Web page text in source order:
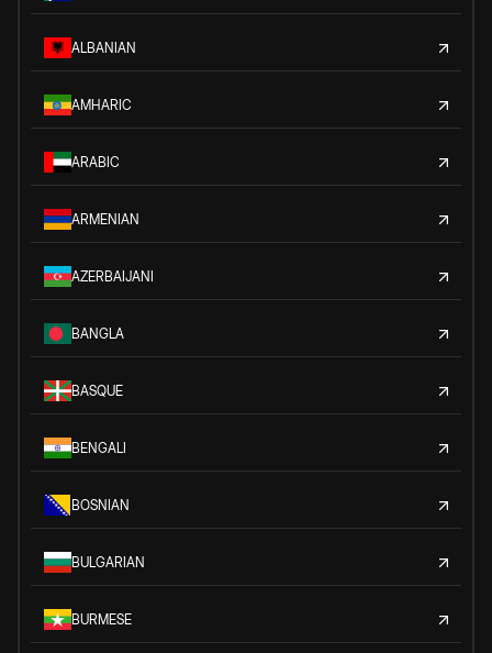
ALBANIAN
AMHARIC
ARABIC
ARMENIAN
AZERBAIJANI
BANGLA
BASQUE
BENGALI
BOSNIAN
BULGARIAN
BURMESE